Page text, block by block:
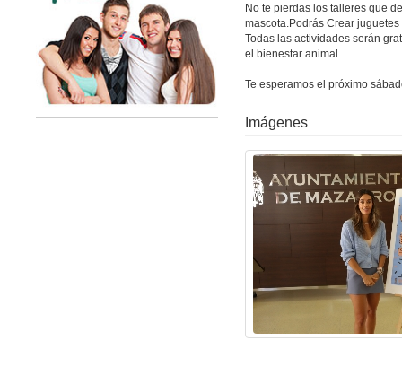
No te pierdas los talleres que
mascota.Podrás Crear
Todas las actividades serán
el bienestar animal.
Te esperamos el próximo
Imágenes